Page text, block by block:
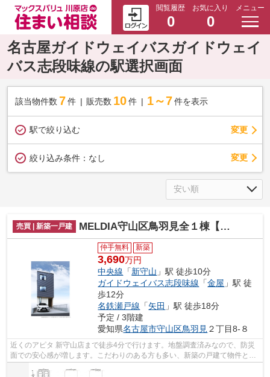
閲覧履歴
0
お気に入り
0
メニュー
名古屋ガイドウェイバスガイドウェイ
バス志段味線の駅選択画面
該当物件数 7件 販売数 10 件 1～7 件を表示
駅で絞り込む 変更
絞り込み条件： なし 変更
売買 | 新築一戸建 MELDIA守山区鳥羽見全１棟【仲介手数料無料 鳥羽見小】
仲手無料 新築
3,690万円
中央線 「新守山 」駅 徒歩10分
ガイドウェイバス志段味線 「金屋 」駅 徒
歩12分
名鉄瀬戸線 「矢田 」駅 徒歩18分
予定 / 3階建
愛知県名古屋市守山区鳥羽見 ２丁目8-８
近くのアピタ 新守山店まで徒歩4分で行けます。地盤調査済みなので、防災
面での安心感が増します。こだわりのある方も多い、新築の戸建て物件とな